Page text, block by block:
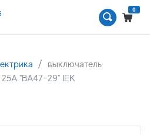
0
выключатель
"ВА47-29" IEK